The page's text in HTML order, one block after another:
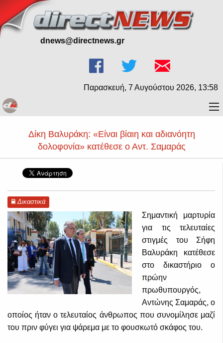
dnews@directnews.gr
Παρασκευή, 7 Αυγούστου 2026, 13:58
Δίκη Βαλυράκη: «Είναι βίαιη και αδιανόητη
δολοφονία» κατέθεσε ο Αντ. Σαμαράς
Δικαστικά
Σημαντική μαρτυρία
για τις τελευταίες
στιγμές του Σήφη
Βαλυράκη κατέθεσε
στο δικαστήριο ο
πρώην
πρωθυπουργός,
Αντώνης Σαμαράς, ο
οποίος ήταν ο τελευταίος άνθρωπος που συνομίλησε μαζί
του πριν φύγει για ψάρεμα με το φουσκωτό σκάφος του.